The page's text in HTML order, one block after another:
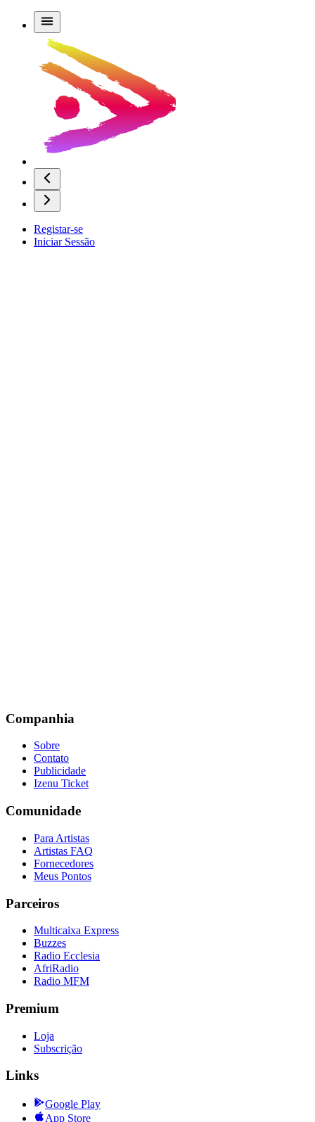
Registar-se
Iniciar Sessão
Companhia
Sobre
Contato
Publicidade
Izenu Ticket
Comunidade
Para Artistas
Artistas FAQ
Fornecedores
Meus Pontos
Parceiros
Multicaixa Express
Buzzes
Radio Ecclesia
AfriRadio
Radio MFM
Premium
Loja
Subscrição
Links
Google Play
App Store